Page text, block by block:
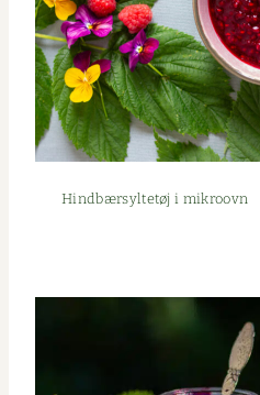
Hind­bær­syl­tetøj i mikroovn